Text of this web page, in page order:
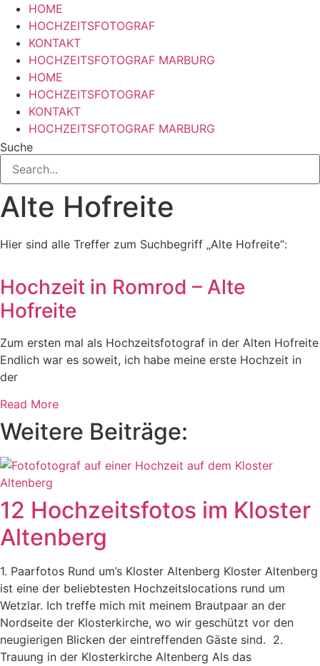
HOME
HOCHZEITSFOTOGRAF
KONTAKT
HOCHZEITSFOTOGRAF MARBURG
HOME
HOCHZEITSFOTOGRAF
KONTAKT
HOCHZEITSFOTOGRAF MARBURG
Suche
Alte Hofreite
Hier sind alle Treffer zum Suchbegriff „Alte Hofreite“:
Hochzeit in Romrod – Alte
Hofreite
Zum ersten mal als Hochzeitsfotograf in der Alten Hofreite
Endlich war es soweit, ich habe meine erste Hochzeit in
der
Read More
Weitere Beiträge:
12 Hochzeitsfotos im Kloster
Altenberg
1. Paarfotos Rund um’s Kloster Altenberg Kloster Altenberg
ist eine der beliebtesten Hochzeitslocations rund um
Wetzlar. Ich treffe mich mit meinem Brautpaar an der
Nordseite der Klosterkirche, wo wir geschützt vor den
neugierigen Blicken der eintreffenden Gäste sind. 2.
Trauung in der Klosterkirche Altenberg Als das